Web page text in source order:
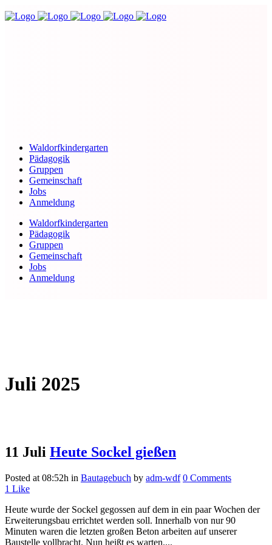
Waldorfkindergarten
Pädagogik
Gruppen
Gemeinschaft
Jobs
Anmeldung
Waldorfkindergarten
Pädagogik
Gruppen
Gemeinschaft
Jobs
Anmeldung
Juli 2025
11 Juli Heute Sockel gießen
Posted at 08:52h in Bautagebuch by adm-wdf 0 Comments
1 Like
Heute wurde der Sockel gegossen auf dem in ein paar Wochen der
Erweiterungsbau errichtet werden soll. Innerhalb von nur 90
Minuten waren die letzten großen Beton arbeiten auf unserer
Baustelle vollbracht. Nun heißt es warten....